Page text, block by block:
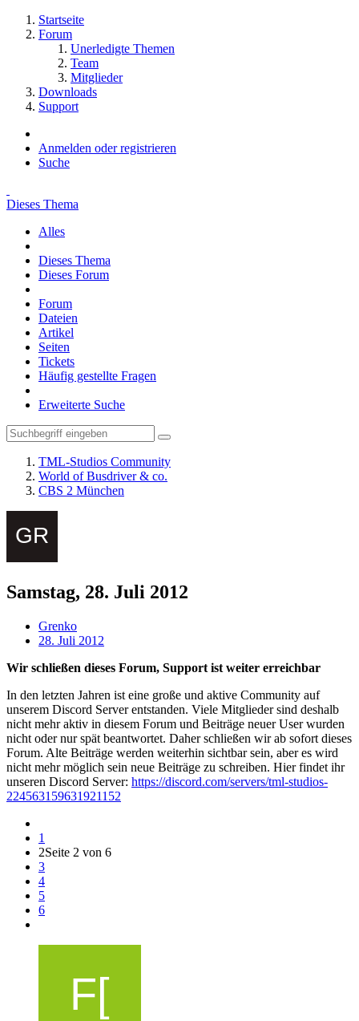
Startseite
Forum
Unerledigte Themen
Team
Mitglieder
Downloads
Support
Anmelden oder registrieren
Suche
Dieses Thema
Alles
Dieses Thema
Dieses Forum
Forum
Dateien
Artikel
Seiten
Tickets
Häufig gestellte Fragen
Erweiterte Suche
TML-Studios Community
World of Busdriver & co.
CBS 2 München
Samstag, 28. Juli 2012
Grenko
28. Juli 2012
Wir schließen dieses Forum, Support ist weiter erreichbar
In den letzten Jahren ist eine große und aktive Community auf
unserem Discord Server entstanden. Viele Mitglieder sind deshalb
nicht mehr aktiv in diesem Forum und Beiträge neuer User wurden
nicht oder nur spät beantwortet. Daher schließen wir ab sofort dieses
Forum. Alte Beiträge werden weiterhin sichtbar sein, aber es wird
nicht mehr möglich sein neue Beiträge zu schreiben. Hier findet ihr
unseren Discord Server: https://discord.com/servers/tml-studios-
224563159631921152
1
2Seite 2 von 6
3
4
5
6